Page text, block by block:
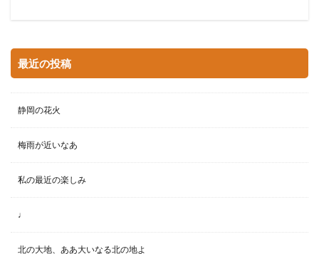
最近の投稿
静岡の花火
梅雨が近いなあ
私の最近の楽しみ
♩
北の大地、ああ大いなる北の地よ